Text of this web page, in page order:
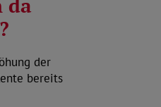
da
der
bereits